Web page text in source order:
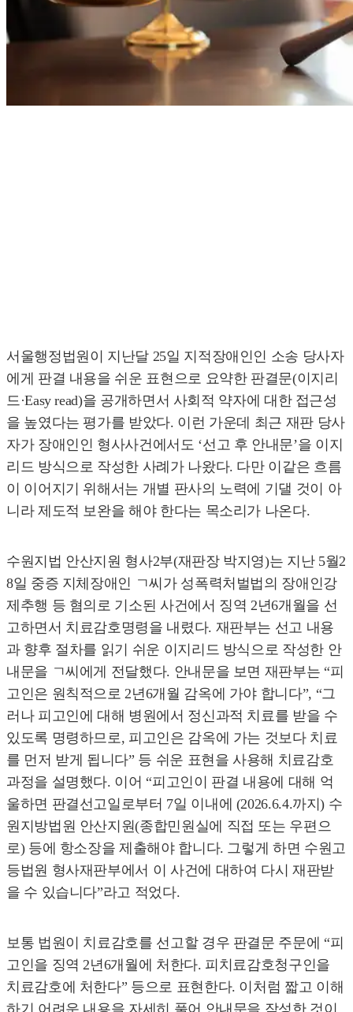
서울행정법원이 지난달 25일 지적장애인인 소송 당사자
에게 판결 내용을 쉬운 표현으로 요약한 판결문(이지리
드·Easy read)을 공개하면서 사회적 약자에 대한 접근성
을 높였다는 평가를 받았다. 이런 가운데 최근 재판 당사
자가 장애인인 형사사건에서도 ‘선고 후 안내문’을 이지
리드 방식으로 작성한 사례가 나왔다. 다만 이같은 흐름
이 이어지기 위해서는 개별 판사의 노력에 기댈 것이 아
니라 제도적 보완을 해야 한다는 목소리가 나온다.
수원지법 안산지원 형사2부(재판장 박지영)는 지난 5월2
8일 중증 지체장애인 ㄱ씨가 성폭력처벌법의 장애인강
제추행 등 혐의로 기소된 사건에서 징역 2년6개월을 선
고하면서 치료감호명령을 내렸다. 재판부는 선고 내용
과 향후 절차를 읽기 쉬운 이지리드 방식으로 작성한 안
내문을 ㄱ씨에게 전달했다. 안내문을 보면 재판부는 “피
고인은 원칙적으로 2년6개월 감옥에 가야 합니다”, “그
러나 피고인에 대해 병원에서 정신과적 치료를 받을 수
있도록 명령하므로, 피고인은 감옥에 가는 것보다 치료
를 먼저 받게 됩니다” 등 쉬운 표현을 사용해 치료감호
과정을 설명했다. 이어 “피고인이 판결 내용에 대해 억
울하면 판결선고일로부터 7일 이내에 (2026.6.4.까지) 수
원지방법원 안산지원(종합민원실에 직접 또는 우편으
로) 등에 항소장을 제출해야 합니다. 그렇게 하면 수원고
등법원 형사재판부에서 이 사건에 대하여 다시 재판받
을 수 있습니다”라고 적었다.
보통 법원이 치료감호를 선고할 경우 판결문 주문에 “피
고인을 징역 2년6개월에 처한다. 피치료감호청구인을
치료감호에 처한다” 등으로 표현한다. 이처럼 짧고 이해